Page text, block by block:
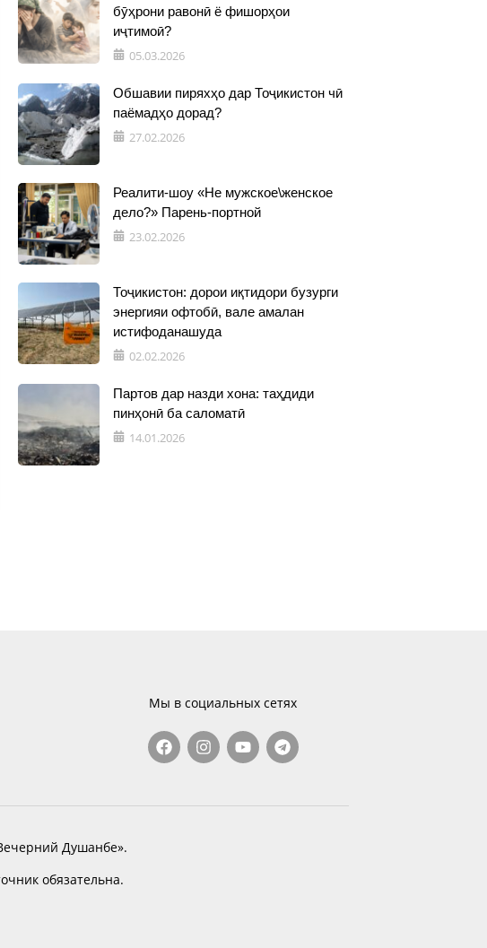
бӯҳрони равонӣ ё фишорҳои
иҷтимоӣ?
05.03.2026
Обшавии пиряхҳо дар Тоҷикистон чӣ
паёмадҳо дорад?
27.02.2026
Реалити-шоу «Не мужское\женское
дело?» Парень-портной
23.02.2026
Тоҷикистон: дорои иқтидори бузурги
энергияи офтобӣ, вале амалан
истифоданашуда
02.02.2026
Партов дар назди хона: таҳдиди
пинҳонӣ ба саломатӣ
14.01.2026
Мы в социальных сетях
Душанбе».
обязательна.